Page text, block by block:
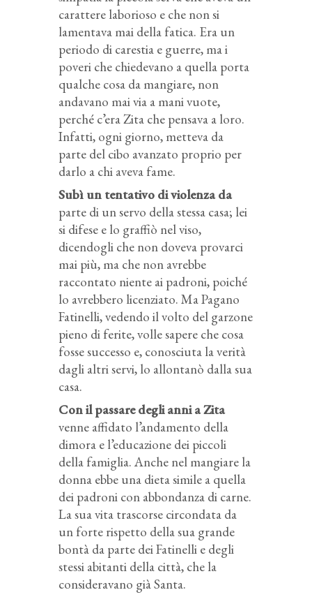
carattere laborioso e che non si
lamentava mai della fatica. Era un
periodo di carestia e guerre, ma i
poveri che chiedevano a quella porta
qualche cosa da mangiare, non
andavano mai via a mani vuote,
perché c’era Zita che pensava a loro.
Infatti, ogni giorno, metteva da
parte del cibo avanzato proprio per
darlo a chi aveva fame.
Subì un tentativo di violenza da
parte di un servo della stessa casa; lei
si difese e lo graffiò nel viso,
dicendogli che non doveva provarci
mai più, ma che non avrebbe
raccontato niente ai padroni, poiché
lo avrebbero licenziato. Ma Pagano
Fatinelli, vedendo il volto del garzone
pieno di ferite, volle sapere che cosa
fosse successo e, conosciuta la verità
dagli altri servi, lo allontanò dalla sua
casa.
Con il passare degli anni a Zita
venne affidato l’andamento della
dimora e l’educazione dei piccoli
della famiglia. Anche nel mangiare la
donna ebbe una dieta simile a quella
dei padroni con abbondanza di carne.
La sua vita trascorse circondata da
un forte rispetto della sua grande
bontà da parte dei Fatinelli e degli
stessi abitanti della città, che la
consideravano già Santa.